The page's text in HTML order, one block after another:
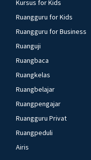
Kursus for Kids
Ruangguru for Kids
Ruangguru for Business
Ruanguji
Ruangbaca
Ruangkelas
Ruangbelajar
Ruangpengajar
Ruangguru Privat
Ruangpeduli
Airis